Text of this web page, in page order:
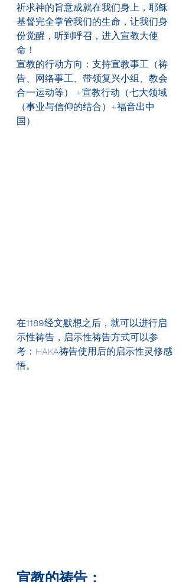
祈求神的旨意成就在我们身上，耶稣
基督完全掌管我们的生命，让我们身
份觉醒，听到呼召，进入宣教大使
命！
宣教的行动方向：支持宣教事工（祷
告、网络事工、带领复兴小组、教会
合一运动等） +宣教行动（七大领域
（事业与信仰的结合）+福音出中
国）
在1189经文默想之后，就可以进行启
示性祷告，启示性祷告方式可以参
考：HAKA祷告使用后的启示性灵修感
悟。
宣教的祷告：